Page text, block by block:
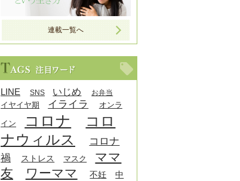
連載一覧へ
LINE SNS いじめ お弁当
イヤイヤ期 イライラ オンラ
イン コロナ
コロ
ナウィルス
コロナ
禍
ストレス マスク
ママ
友
ワーママ 不妊
中